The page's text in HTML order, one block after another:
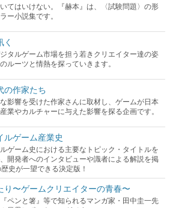
てはいけない。『赫本』は、〈試験問題〉の形
ー小説集です。
タルゲーム市場を担う若きクリエイター達の姿
ルーツと情熱を探っていきます。
の作家たち
影響を受けた作家さんに取材し、ゲームが日本
業やカルチャーに与えた影響を探る企画です。
ルゲーム産業史
ゲーム史における主要なトピック・タイトルを
開発者へのインタビューや識者による解説を掲
史が一望できる決定版！
り〜ゲームクリエイターの青春〜
『ペンと箸』等で知られるマンガ家・田中圭一先